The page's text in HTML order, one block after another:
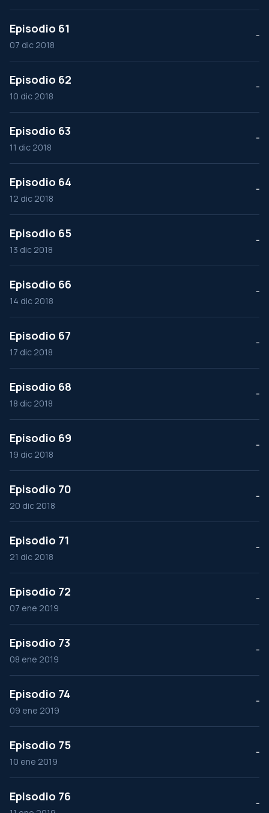
Episodio 61
07 dic 2018
--
Episodio 62
10 dic 2018
--
Episodio 63
11 dic 2018
--
Episodio 64
12 dic 2018
--
Episodio 65
13 dic 2018
--
Episodio 66
14 dic 2018
--
Episodio 67
17 dic 2018
--
Episodio 68
18 dic 2018
--
Episodio 69
19 dic 2018
--
Episodio 70
20 dic 2018
--
Episodio 71
21 dic 2018
--
Episodio 72
07 ene 2019
--
Episodio 73
08 ene 2019
--
Episodio 74
09 ene 2019
--
Episodio 75
10 ene 2019
--
Episodio 76 --